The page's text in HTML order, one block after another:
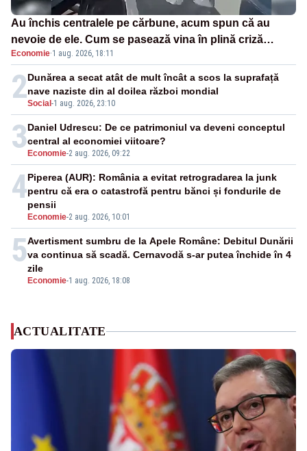
Au închis centralele pe cărbune, acum spun că au
nevoie de ele. Cum se pasează vina în plină criză
energetică
Economie·1 aug. 2026, 18:11
2Social -1 aug. 2026, 23:10
Dunărea a secat atât de mult încât a scos la suprafață
nave naziste din al doilea război mondial
3 Economie-2 aug. 2026, 09:22
Daniel Udrescu: De ce patrimoniul va deveni conceptul
central al economiei viitoare?
4
Economie-2 aug. 2026, 10:01
Piperea (AUR): România a evitat retrogradarea la junk
pentru că era o catastrofă pentru bănci și fondurile de
pensii
5
Economie-1 aug. 2026, 18:08
Avertisment sumbru de la Apele Române: Debitul Dunării
va continua să scadă. Cernavodă s-ar putea închide în 4
zile
ACTUALITATE